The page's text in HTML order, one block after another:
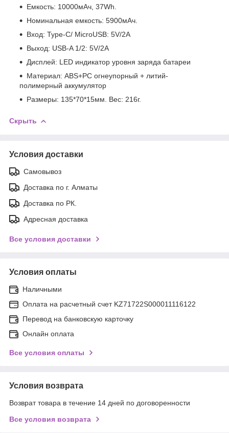
Емкость: 10000мАч, 37Wh.
Номинальная емкость: 5900мАч.
Вход: Type-C/ MicroUSB: 5V/2A
Выход: USB-A 1/2: 5V/2A
Дисплей: LED индикатор уровня заряда батареи
Материал: ABS+PC огнеупорный + литий-
полимерный аккумулятор
Размеры: 135*70*15мм. Вес: 216г.
Скрыть
Условия доставки
Самовывоз
Доставка по г. Алматы
Доставка по РК.
Адресная доставка
Все условия доставки
Условия оплаты
Наличными
Оплата на расчетный счет KZ71722S000011116122
Перевод на банковскую карточку
Онлайн оплата
Все условия оплаты
Условия возврата
Возврат товара в течение 14 дней по договоренности
Все условия возврата